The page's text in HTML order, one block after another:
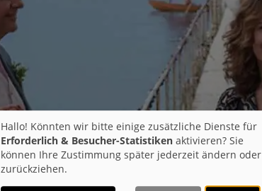
Hallo! Könnten wir bitte einige zusätzliche Dienste für
Erforderlich & Besucher-Statistiken aktivieren? Sie
können Ihre Zustimmung später jederzeit ändern oder
zurückziehen.